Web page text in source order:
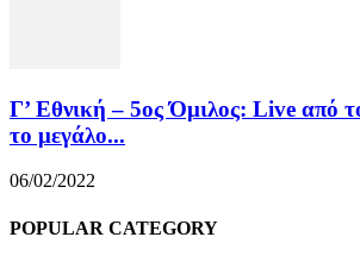
Γ’ Εθνική – 5ος Όμιλος: Live από
το μεγάλο...
06/02/2022
POPULAR CATEGORY